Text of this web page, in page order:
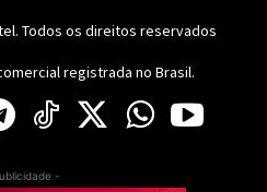
. Todos os direitos reservados
registrada no Brasil.
-